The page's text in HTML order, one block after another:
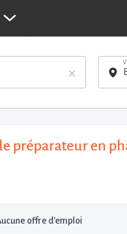
×
préparateur en
offre d'emploi